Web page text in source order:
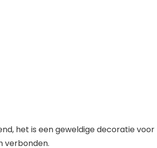
het is een geweldige decoratie voor
verbonden.